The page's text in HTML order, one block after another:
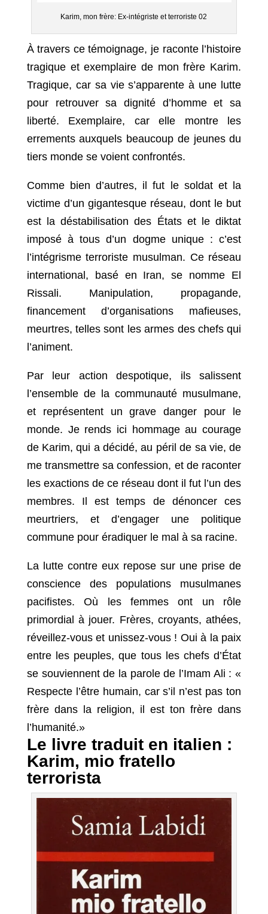
Karim, mon frère: Ex-intégriste et terroriste 02
À travers ce témoignage, je raconte l’histoire
tragique et exemplaire de mon frère Karim.
Tragique, car sa vie s’apparente à une lutte
pour retrouver sa dignité d’homme et sa
liberté. Exemplaire, car elle montre les
errements auxquels beaucoup de jeunes du
tiers monde se voient confrontés.
Comme bien d’autres, il fut le soldat et la
victime d’un gigantesque réseau, dont le but
est la déstabilisation des États et le diktat
imposé à tous d’un dogme unique : c’est
l’intégrisme terroriste musulman. Ce réseau
international, basé en Iran, se nomme El
Rissali. Manipulation, propagande,
financement d’organisations mafieuses,
meurtres, telles sont les armes des chefs qui
l’animent.
Par leur action despotique, ils salissent
l’ensemble de la communauté musulmane,
et représentent un grave danger pour le
monde. Je rends ici hommage au courage
de Karim, qui a décidé, au péril de sa vie, de
me transmettre sa confession, et de raconter
les exactions de ce réseau dont il fut l’un des
membres. Il est temps de dénoncer ces
meurtriers, et d’engager une politique
commune pour éradiquer le mal à sa racine.
La lutte contre eux repose sur une prise de
conscience des populations musulmanes
pacifistes. Où les femmes ont un rôle
primordial à jouer. Frères, croyants, athées,
réveillez-vous et unissez-vous ! Oui à la paix
entre les peuples, que tous les chefs d’État
se souviennent de la parole de l’Imam Ali : «
Respecte l’être humain, car s’il n’est pas ton
frère dans la religion, il est ton frère dans
l’humanité.»
Le livre traduit en italien :
Karim, mio fratello
terrorista